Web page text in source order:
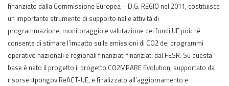
finanziato dalla Commissione Europea – D.G. REGIO nel 2011, costituisce
un importante strumento di supporto nelle attività di
programmazione, monitoraggio e valutazione dei fondi UE poiché
consente di stimare l’impatto sulle emissioni di CO2 dei programmi
operativo nazionali e regionali finanziati finanziati dal FESR. Su questa
base è nato il progetto il progetto CO2MPARE Evolution, supportato da
risorse #pongov ReACT-UE, e finalizzato all’aggiornamento e